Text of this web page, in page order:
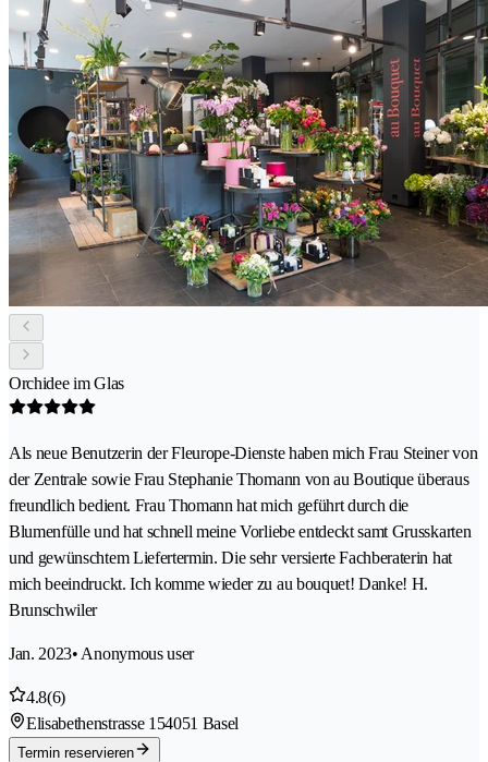
Orchidee im Glas
Als neue Benutzerin der Fleurope-Dienste haben mich Frau Steiner von
der Zentrale sowie Frau Stephanie Thomann von au Boutique überaus
freundlich bedient. Frau Thomann hat mich geführt durch die
Blumenfülle und hat schnell meine Vorliebe entdeckt samt Grusskarten
und gewünschtem Liefertermin. Die sehr versierte Fachberaterin hat
mich beeindruckt. Ich komme wieder zu au bouquet! Danke! H.
Brunschwiler
Jan. 2023• Anonymous user
4.8(6)
Elisabethenstrasse 154051 Basel
Termin reservieren